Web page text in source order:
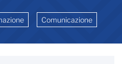
Comunicazione